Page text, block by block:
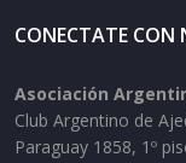
CONECTATE CON
Asociación
Club Argentino de
Paraguay 1858, 1º